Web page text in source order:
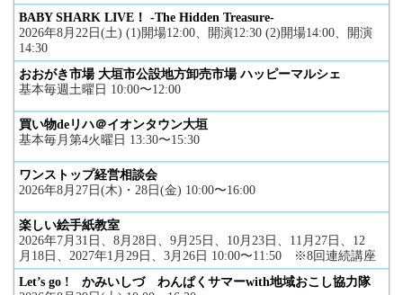
BABY SHARK LIVE！ -The Hidden Treasure-
2026年8月22日(土) (1)開場12:00、開演12:30 (2)開場14:00、開演
14:30
おおがき市場 大垣市公設地方卸売市場 ハッピーマルシェ
基本毎週土曜日 10:00〜12:00
買い物deリハ＠イオンタウン大垣
基本毎月第4火曜日 13:30〜15:30
ワンストップ経営相談会
2026年8月27日(木)・28日(金) 10:00〜16:00
楽しい絵手紙教室
2026年7月31日、8月28日、9月25日、10月23日、11月27日、12
月18日、2027年1月29日、3月26日 10:00〜11:50 ※8回連続講座
Let’s go ! かみいしづ わんぱくサマーwith地域おこし協力隊